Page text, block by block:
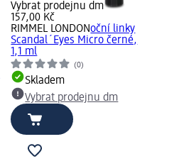
Vybrat prodejnu dm
157,00 Kč
RIMMEL LONDONoční linky
Scandal´Eyes Micro černé,
1,1 ml
(0)
Skladem
Vybrat prodejnu dm